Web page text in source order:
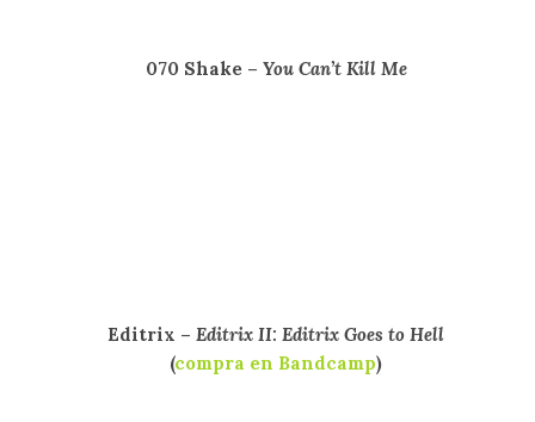
070 Shake – You Can’t Kill Me
Editrix –Editrix II: Editrix Goes to Hell
(compra en Bandcamp)